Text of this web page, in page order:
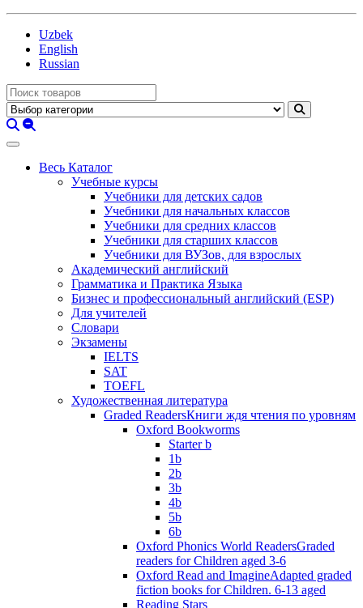
Uzbek
English
Russian
Весь Каталог
Учебные курсы
Учебники для детских садов
Учебники для начальных классов
Учебники для средних классов
Учебники для старших классов
Учебники для ВУЗов, для взрослых
Академический английский
Грамматика и Практика Языка
Бизнес и профессиональный английский (ESP)
Для учителей
Словари
Экзамены
IELTS
SAT
TOEFL
Художественная литература
Graded ReadersКниги ждя чтения по уровням
Oxford Bookworms
Starter b
1b
2b
3b
4b
5b
6b
Oxford Phonics World ReadersGraded
readers for Children aged 3-6
Oxford Read and ImagineAdapted graded
fiction books for Children. 6-13 aged
Reading Stars